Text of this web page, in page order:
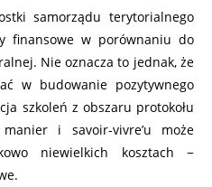
samorządu terytorialnego
finansowe w porównaniu do
Nie oznacza to jednak, że
w budowanie pozytywnego
szkoleń z obszaru protokołu
i savoir-vivre’u może
niewielkich kosztach −